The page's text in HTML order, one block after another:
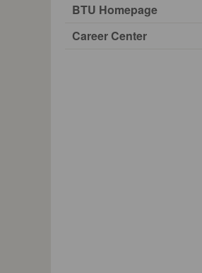
BTU Homepage
Career Center